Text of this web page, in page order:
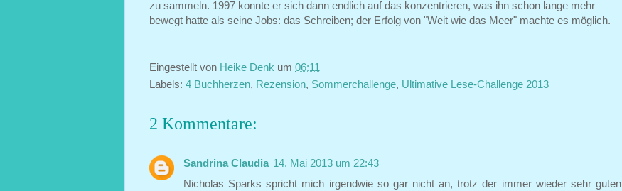
zu sammeln. 1997 konnte er sich dann endlich auf das konzentrieren, was ihn schon lange mehr
bewegt hatte als seine Jobs: das Schreiben; der Erfolg von "Weit wie das Meer" machte es möglich.
Eingestellt von Heike Denk um 06:11
Labels: 4 Buchherzen, Rezension, Sommerchallenge, Ultimative Lese-Challenge 2013
2 Kommentare:
Sandrina Claudia 14. Mai 2013 um 22:43
Nicholas Sparks spricht mich irgendwie so gar nicht an, trotz der immer wieder sehr guten